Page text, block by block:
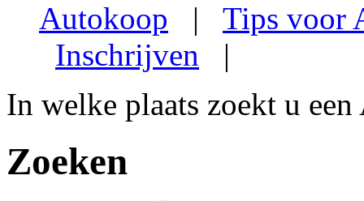
Autokoop | Tips voor
Inschrijven |
In welke plaats zoekt u
Zoeken